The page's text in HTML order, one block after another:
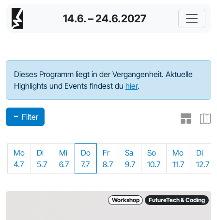
14.6. – 24.6.2027
Programm - 2022
Dieses Programm liegt in der Vergangenheit. Aktuelle
Highlights und Events findest du hier.
Filter
Mo
4.7
Di
5.7
Mi
6.7
Do
7.7
Fr
8.7
Sa
9.7
So
10.7
Mo
11.7
Di
12.7
Workshop FutureTech & Coding